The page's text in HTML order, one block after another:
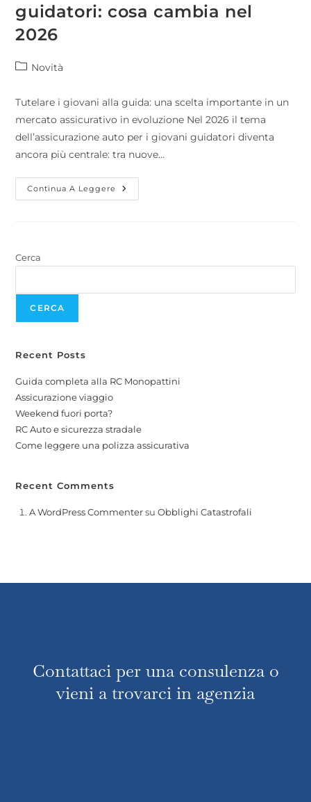
guidatori: cosa cambia nel
2026
Novità
Tutelare i giovani alla guida: una scelta importante in un
mercato assicurativo in evoluzione Nel 2026 il tema
dell’assicurazione auto per i giovani guidatori diventa
ancora più centrale: tra nuove…
Continua A Leggere
Cerca
CERCA
Recent Posts
Guida completa alla RC Monopattini
Assicurazione viaggio
Weekend fuori porta?
RC Auto e sicurezza stradale
Come leggere una polizza assicurativa
Recent Comments
A WordPress CommentersuObblighi Catastrofali
Contattaci per una consulenza o
vieni a trovarci in agenzia